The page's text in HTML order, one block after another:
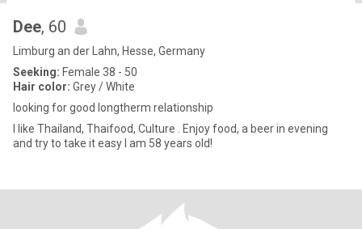
Dee, 60
Limburg an der Lahn, Hesse, Germany
Seeking: Female 38 - 50
Hair color: Grey / White
looking for good longtherm relationship
I like Thailand, Thaifood, Culture . Enjoy food, a beer in evening
and try to take it easy I am 58 years old!